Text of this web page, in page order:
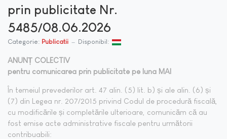
prin publicitate Nr.
5485/08.06.2026
Categorie: Publicatii Disponibil:
ANUNȚ COLECTIV
pentru comunicarea prin publicitate pe luna MAI
În temeiul prevederilor art. 47 alin. (5) lit. b) și ale alin. (6) și
(7) din Legea nr. 207/2015 privind Codul de procedură fiscală,
cu modificările și completările ulterioare, comunicăm că au
fost emise acte administrative fiscale pentru următorii
contribuabili: